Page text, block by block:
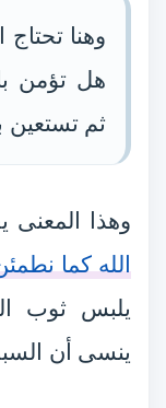
وهنا
هل تؤمن
ثم تستعين
وهذا المعنى
الله كما
يلبس ثوب
ينسى أن